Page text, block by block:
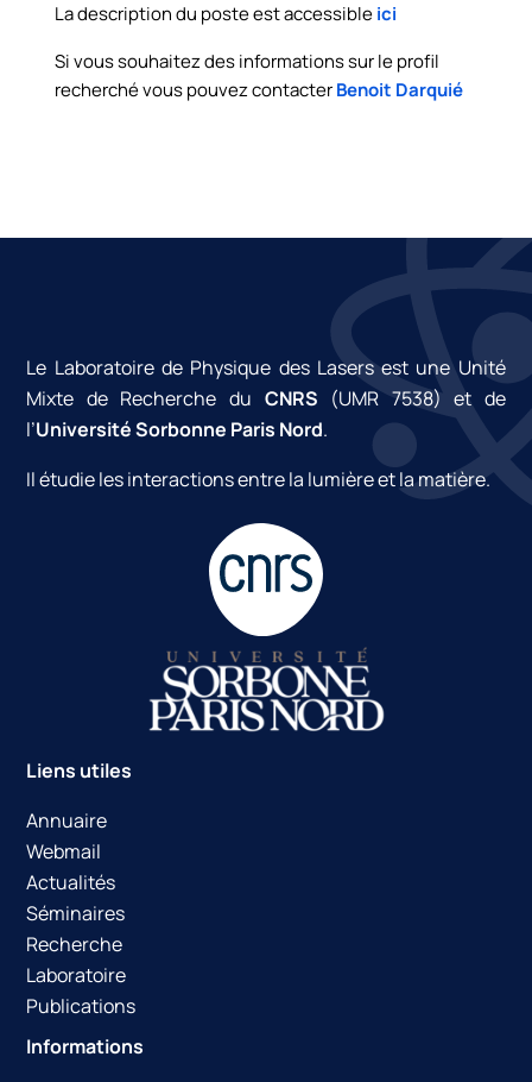
La description du poste est accessibleici
Si vous souhaitez des informations sur le profil
recherché vous pouvez contacterBenoit Darquié
Le Laboratoire de Physique des Lasers est une Unité
Mixte de Recherche du CNRS (UMR 7538) et de
l’Université Sorbonne Paris Nord.
Il étudie les interactions entre la lumière et la matière.
Liens utiles
Annuaire
Webmail
Actualités
Séminaires
Recherche
Laboratoire
Publications
Informations